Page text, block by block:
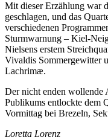
Mit dieser Erzählung war
geschlagen, und das
verschiedenen
Sturmwarnung – Kiel-
Nielsens erstem
Vivaldis Sommergewitter
Lachrimæ.
Der nicht enden wollende
Publikums entlockte dem
Vormittag bei Brezeln,
Loretta Lorenz